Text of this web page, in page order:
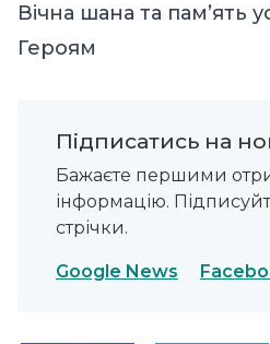
Вічна шана та пам’ять
Героям
Підписатись на
Бажаєте першими
інформацію.
стрічки.
Google News